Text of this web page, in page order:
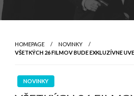
HOMEPAGE
NOVINKY
VŠETKÝCH 26 FILMOV BUDE EXKLUZÍVNE
NOVINKY